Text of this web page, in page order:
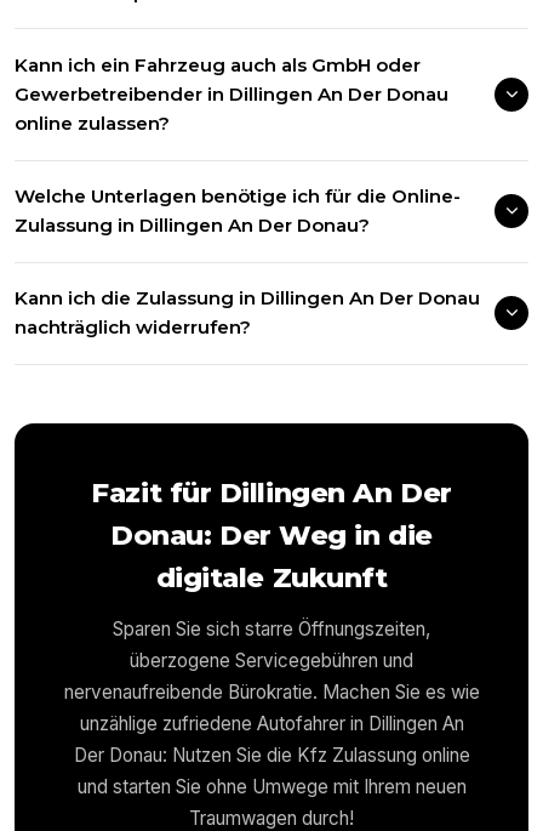
Kann ich ein Fahrzeug auch als GmbH oder
Gewerbetreibender in Dillingen An Der Donau
online zulassen?
Welche Unterlagen benötige ich für die Online-
Zulassung in Dillingen An Der Donau?
Kann ich die Zulassung in Dillingen An Der Donau
nachträglich widerrufen?
Fazit für Dillingen An Der
Donau: Der Weg in die
digitale Zukunft
Sparen Sie sich starre Öffnungszeiten,
überzogene Servicegebühren und
nervenaufreibende Bürokratie. Machen Sie es wie
unzählige zufriedene Autofahrer in Dillingen An
Der Donau: Nutzen Sie die Kfz Zulassung online
und starten Sie ohne Umwege mit Ihrem neuen
Traumwagen durch!